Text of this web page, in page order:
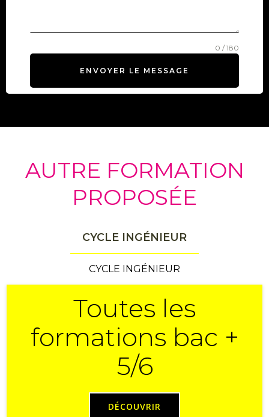
0 / 180
ENVOYER LE MESSAGE
AUTRE FORMATION
PROPOSÉE
CYCLE INGÉNIEUR
CYCLE INGÉNIEUR
Toutes les
formations bac +
5/6
DÉCOUVRIR